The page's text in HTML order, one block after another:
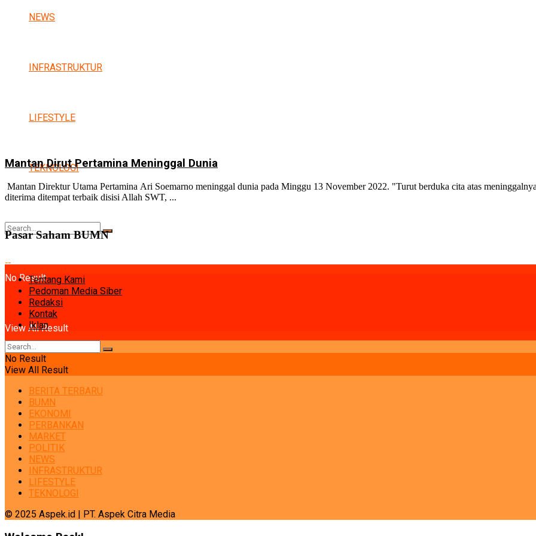
NEWS
INFRASTRUKTUR
LIFESTYLE
TEKNOLOGI
No Result
View All Result
Mantan Dirut Pertamina Meninggal Dunia
Mantan Direktur Utama Pertamina Ari Soemarno meninggal dunia pada Minggu 13 November 2022. "Turut berduka cita atas
diterima ditempat terbaik disisi Allah SWT, ...
Pasar Saham BUMN
Tentang Kami
Pedoman Media Siber
Redaksi
Kontak
Iklan
No Result
View All Result
BERITA TERBARU
BUMN
EKONOMI
PERBANKAN
MARKET
POLITIK
NEWS
INFRASTRUKTUR
LIFESTYLE
TEKNOLOGI
© 2025 Aspek.id | PT. Aspek Citra Media